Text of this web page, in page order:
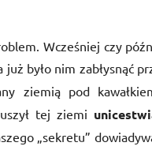
Wcześniej czy
było nim zabłysnąć
ziemią pod
tej ziemi
„sekretu”